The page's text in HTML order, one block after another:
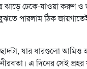
ঢেকে-যাওয়া করুণ ও
পারলাম ঠিক
যার ধারগুলো আমিও
এ দিনের সেই